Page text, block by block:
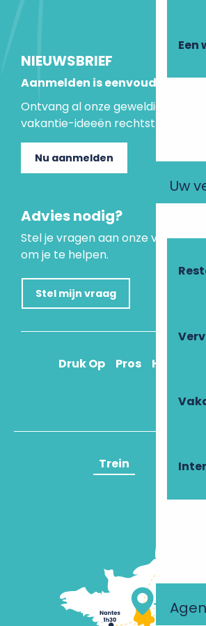
Een
Uw
NIEUWSBRIEF
Aanmelden is eenvoudig
Ontvang al onze geweldige
vakantie-ideeën rechtstreeks in je
Nu aanmelden
Advies nodig?
Stel je vragen aan onze virtuele
om je te helpen.
Stel mijn vraag
Druk Op Pros Hoe kom
Trein